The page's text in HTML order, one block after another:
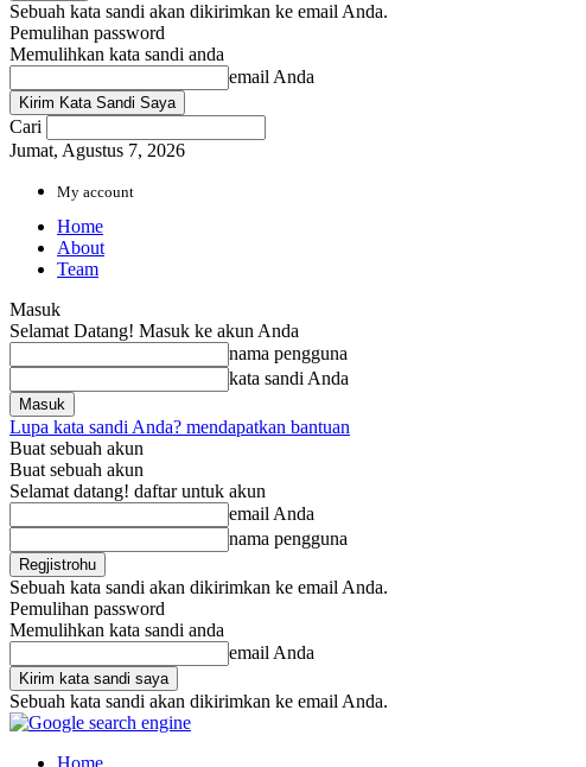
Sebuah kata sandi akan dikirimkan ke email Anda.
Pemulihan password
Memulihkan kata sandi anda
email Anda
Cari
Jumat, Agustus 7, 2026
My account
Home
About
Team
Masuk
Selamat Datang! Masuk ke akun Anda
nama pengguna
kata sandi Anda
Lupa kata sandi Anda? mendapatkan bantuan
Buat sebuah akun
Buat sebuah akun
Selamat datang! daftar untuk akun
email Anda
nama pengguna
Sebuah kata sandi akan dikirimkan ke email Anda.
Pemulihan password
Memulihkan kata sandi anda
email Anda
Sebuah kata sandi akan dikirimkan ke email Anda.
Home